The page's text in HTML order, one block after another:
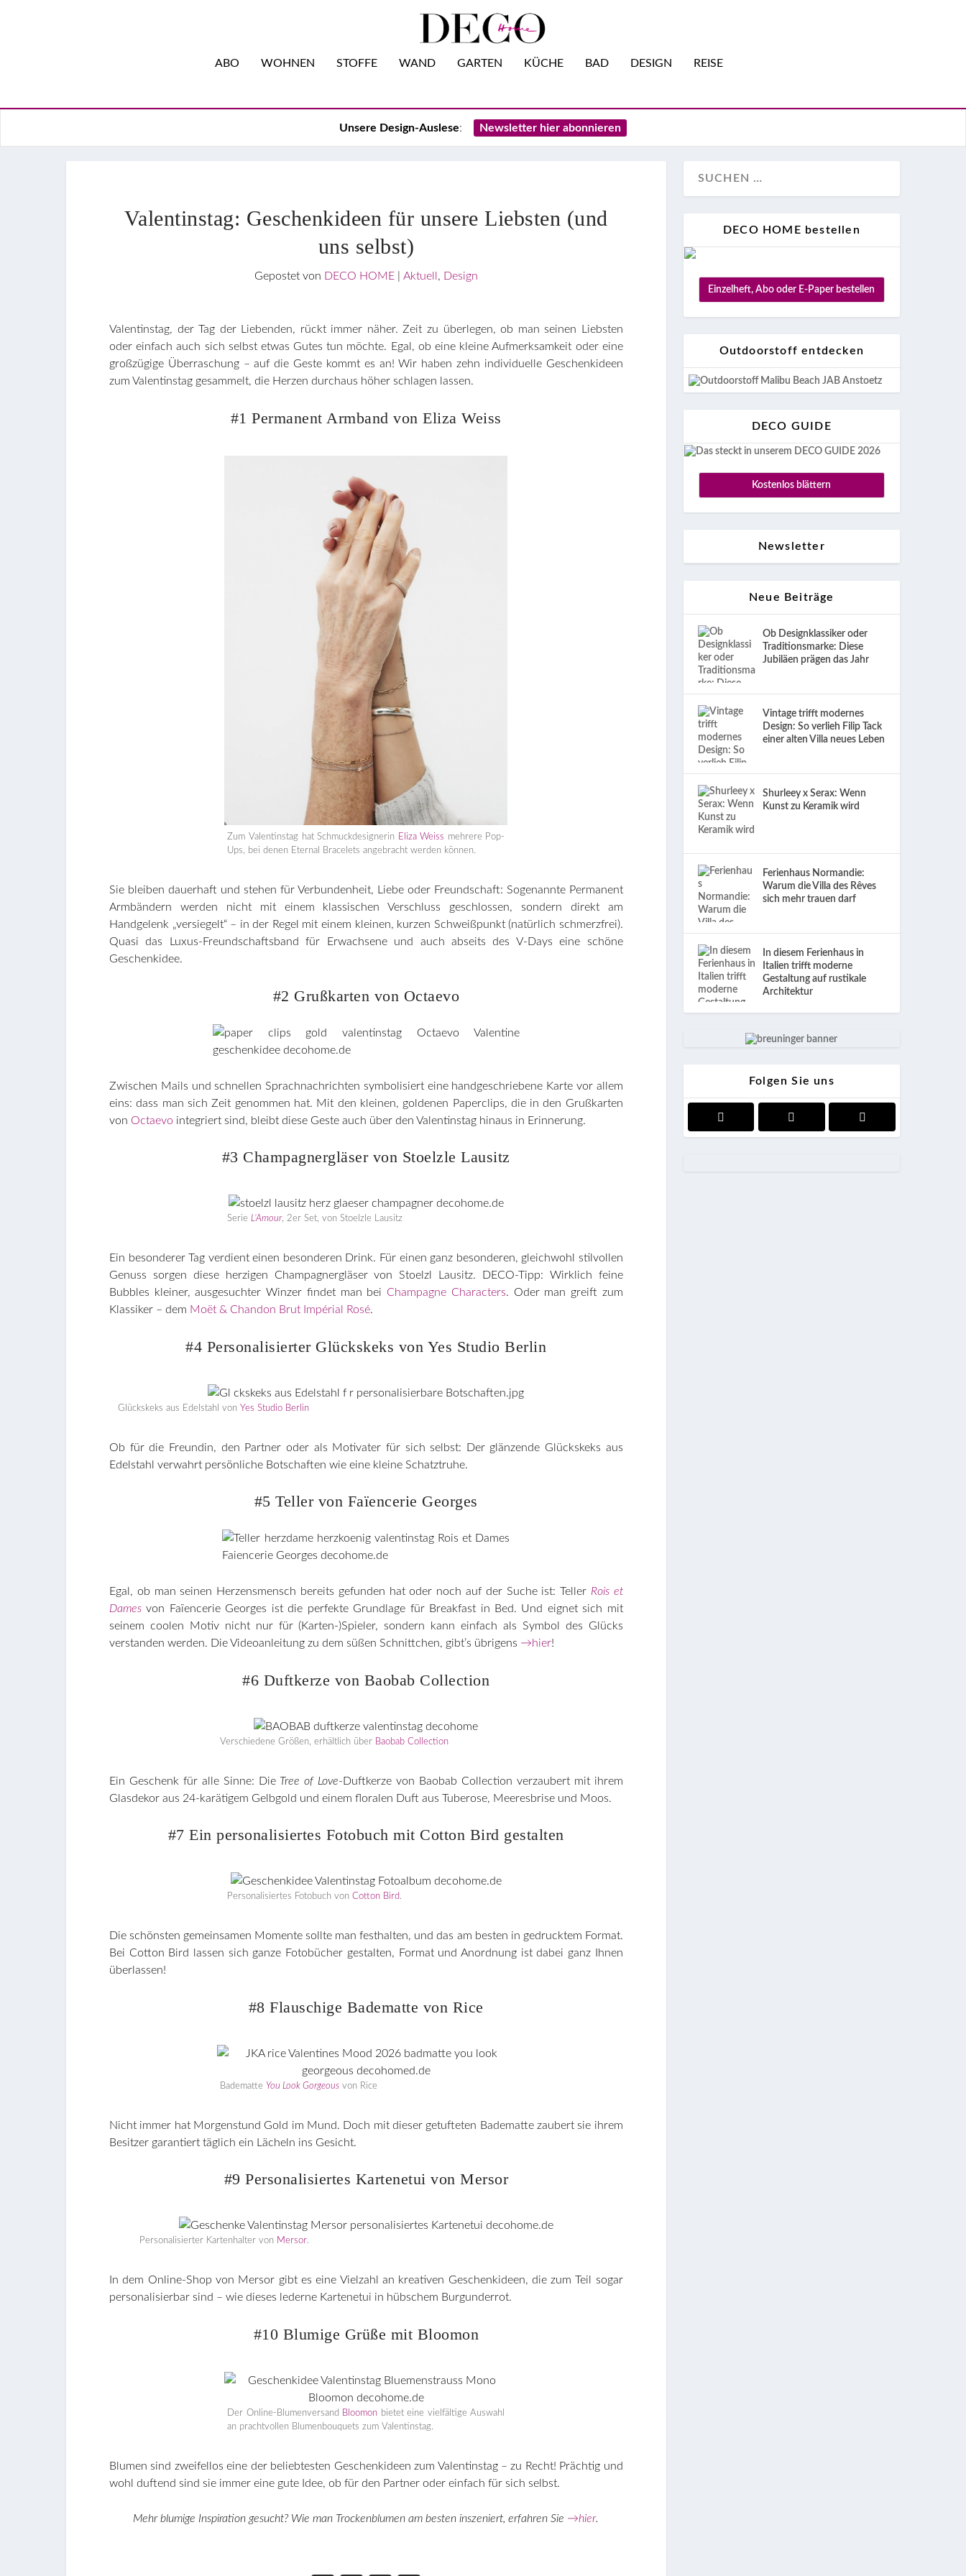
ABO WOHNEN STOFFE WAND GARTEN KÜCHE BAD DESIGN REISE
Unsere Design-Auslese: Newsletter hier abonnieren
Valentinstag: Geschenkideen für unsere Liebsten (und
uns selbst)
Gepostet von DECO HOME| Aktuell , Design
Valentinstag, der Tag der Liebenden, rückt immer näher. Zeit zu überlegen, ob man seinen Liebsten
oder einfach auch sich selbst etwas Gutes tun möchte. Egal, ob eine kleine Aufmerksamkeit oder eine
großzügige Überraschung – auf die Geste kommt es an! Wir haben zehn individuelle Geschenkideen
zum Valentinstag gesammelt, die Herzen durchaus höher schlagen lassen.
#1 Permanent Armband von Eliza Weiss
Zum Valentinstag hat Schmuckdesignerin Eliza Weiss mehrere Pop-
Ups, bei denen Eternal Bracelets angebracht werden können.
Sie bleiben dauerhaft und stehen für Verbundenheit, Liebe oder Freundschaft: Sogenannte Permanent
Armbändern werden nicht mit einem klassischen Verschluss geschlossen, sondern direkt am
Handgelenk „versiegelt“ – in der Regel mit einem kleinen, kurzen Schweißpunkt (natürlich schmerzfrei).
Quasi das Luxus-Freundschaftsband für Erwachsene und auch abseits des V-Days eine schöne
Geschenkidee.
#2 Grußkarten von Octaevo
Zwischen Mails und schnellen Sprachnachrichten symbolisiert eine handgeschriebene Karte vor allem
eins: dass man sich Zeit genommen hat. Mit den kleinen, goldenen Paperclips, die in den Grußkarten
von Octaevo integriert sind, bleibt diese Geste auch über den Valentinstag hinaus in Erinnerung.
#3 Champagnergläser von Stoelzle Lausitz
SerieL’Amour, 2er Set, von Stoelzle Lausitz
Ein besonderer Tag verdient einen besonderen Drink. Für einen ganz besonderen, gleichwohl stilvollen
Genuss sorgen diese herzigen Champagnergläser von Stoelzl Lausitz. DECO-Tipp: Wirklich feine
Bubbles kleiner, ausgesuchter Winzer findet man bei Champagne Characters. Oder man greift zum
Klassiker – dem Moët & Chandon Brut Impérial Rosé.
#4 Personalisierter Glückskeks von Yes Studio Berlin
Glückskeks aus Edelstahl von Yes Studio Berlin
Ob für die Freundin, den Partner oder als Motivater für sich selbst: Der glänzende Glückskeks aus
Edelstahl verwahrt persönliche Botschaften wie eine kleine Schatztruhe.
#5 Teller von Faïencerie Georges
Egal, ob man seinen Herzensmensch bereits gefunden hat oder noch auf der Suche ist: Teller Rois et
Dames von Faïencerie Georges ist die perfekte Grundlage für Breakfast in Bed. Und eignet sich mit
seinem coolen Motiv nicht nur für (Karten-)Spieler, sondern kann einfach als Symbol des Glücks
verstanden werden. Die Videoanleitung zu dem süßen Schnittchen, gibt’s übrigens →hier!
#6 Duftkerze von Baobab Collection
Verschiedene Größen, erhältlich über Baobab Collection
Ein Geschenk für alle Sinne: Die Tree of Love-Duftkerze von Baobab Collection verzaubert mit ihrem
Glasdekor aus 24-karätigem Gelbgold und einem floralen Duft aus Tuberose, Meeresbrise und Moos.
#7 Ein personalisiertes Fotobuch mit Cotton Bird gestalten
Personalisiertes Fotobuch vonCotton Bird.
Die schönsten gemeinsamen Momente sollte man festhalten, und das am besten in gedrucktem Format.
Bei Cotton Bird lassen sich ganze Fotobücher gestalten, Format und Anordnung ist dabei ganz Ihnen
überlassen!
#8 Flauschige Badematte von Rice
Badematte You Look Gorgeous von Rice
Nicht immer hat Morgenstund Gold im Mund. Doch mit dieser getufteten Badematte zaubert sie ihrem
Besitzer garantiert täglich ein Lächeln ins Gesicht.
#9 Personalisiertes Kartenetui von Mersor
Personalisierter Kartenhalter von Mersor.
In dem Online-Shop von Mersor gibt es eine Vielzahl an kreativen Geschenkideen, die zum Teil sogar
personalisierbar sind – wie dieses lederne Kartenetui in hübschem Burgunderrot.
#10 Blumige Grüße mit Bloomon
Der Online-Blumenversand Bloomon bietet eine vielfältige Auswahl
an prachtvollen Blumenbouquets zum Valentinstag.
Blumen sind zweifellos eine der beliebtesten Geschenkideen zum Valentinstag – zu Recht! Prächtig und
wohl duftend sind sie immer eine gute Idee, ob für den Partner oder einfach für sich selbst.
Mehr blumige Inspiration gesucht? Wie man Trockenblumen am besten inszeniert, erfahren Sie →hier.
DECO HOME bestellen
Einzelheft, Abo oder E-Paper bestellen
Outdoorstoff entdecken
DECO GUIDE
Kostenlos blättern
Newsletter
Neue Beiträge
Ob Designklassiker oder
Traditionsmarke: Diese
Jubiläen prägen das Jahr
Vintage trifft modernes
Design: So verlieh Filip Tack
einer alten Villa neues Leben
Shurleey x Serax: Wenn
Kunst zu Keramik wird
Ferienhaus Normandie:
Warum die Villa des Rêves
sich mehr trauen darf
In diesem Ferienhaus in
Italien trifft moderne
Gestaltung auf rustikale
Architektur
Folgen Sie uns